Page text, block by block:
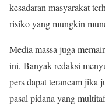
kesadaran masyarakat
risiko yang mungkin
Media massa juga
ini. Banyak redaksi
pers dapat terancam jika
pasal pidana yang